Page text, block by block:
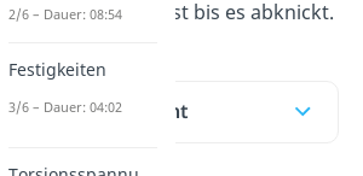
oben solange drückst bis es abknickt.
Inhaltsübersicht
2/6 – Dauer: 08:54
Festigkeiten
3/6 – Dauer: 04:02